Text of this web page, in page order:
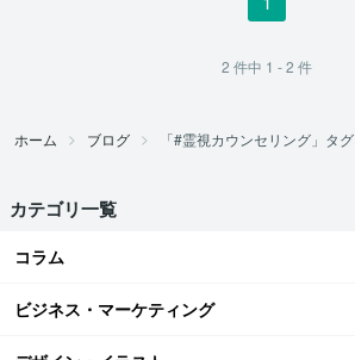
2 件中 1 - 2 件
ホーム ブログ 「#霊視カウンセリング」タグ
カテゴリ一覧
コラム
ビジネス・マーケティング